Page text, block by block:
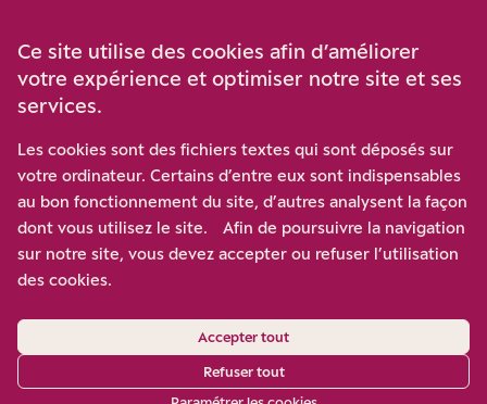
Participez à notre effort pour conforter la démocratie en
luttant contre l’ascension aux extrêmes, et la
disqualification de l’adversaire, en promouvant la
confrontation des idées et des opinions.
Nous soutenir
Ce site utilise des cookies afin d’améliorer
votre expérience et optimiser notre site et ses
services.
Les cookies sont des fichiers textes qui sont déposés sur
votre ordinateur. Certains d’entre eux sont indispensables
au bon fonctionnement du site, d’autres analysent la façon
dont vous utilisez le site. Afin de poursuivre la navigation
sur notre site, vous devez accepter ou refuser l’utilisation
des cookies.
Accepter tout
Refuser tout